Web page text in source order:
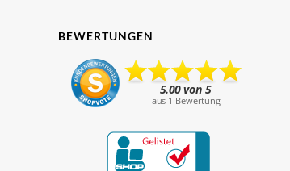
BEWERTUNGEN